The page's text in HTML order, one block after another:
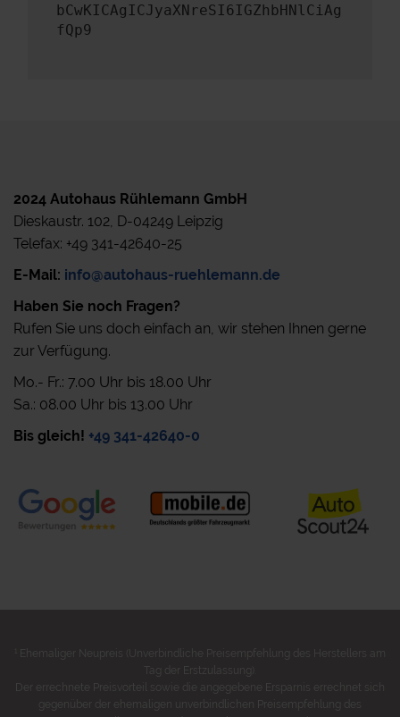
bCwKICAgICJyaXNreSI6IGZhbHNlCiAg
fQp9
2024 Autohaus Rühlemann GmbH
Dieskaustr. 102, D-04249 Leipzig
Telefax: +49 341-42640-25
E-Mail: info@autohaus-ruehlemann.de
Haben Sie noch Fragen?
Rufen Sie uns doch einfach an, wir stehen Ihnen gerne
zur Verfügung.
Mo.- Fr.: 7.00 Uhr bis 18.00 Uhr
Sa.: 08.00 Uhr bis 13.00 Uhr
Bis gleich! +49 341-42640-0
Ehemaliger Neupreis (Unverbindliche Preisempfehlung des Herstellers am
Tag der Erstzulassung).
Der errechnete Preisvorteil sowie die angegebene Ersparnis errechnet sich
gegenüber der ehemaligen unverbindlichen Preisempfehlung des